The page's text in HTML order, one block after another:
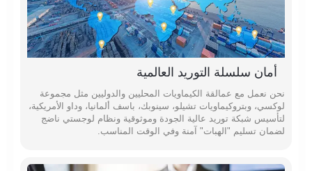
أمان سلسلة التوريد العالمية
نحن نعمل مع عمالقة الكيماويات المحليين والدوليين مثل مجموعة
لوكسي، وبتروكيماويات تشيلو، سينوبك، باسف ألمانيا، وداو الأمريكية،
لتأسيس شبكة توريد عالية الجودة وموثوقية ونظام لوجستي ناضج
لضمان تسليم "الهبات" آمنة وفي الوقت المناسب.